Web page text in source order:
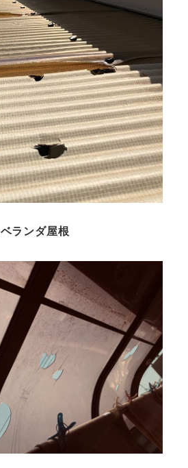
ベランダ屋根